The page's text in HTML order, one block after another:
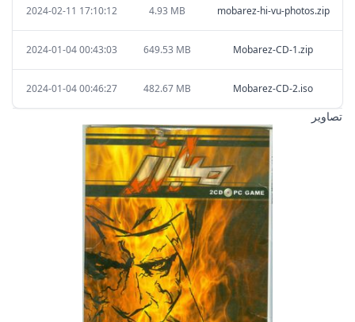
mobarez-hi-vu-photos.zip
4.93 MB
2024-02-11 17:10:12
Mobarez-CD-1.zip
649.53 MB
2024-01-04 00:43:03
Mobarez-CD-2.iso
482.67 MB
2024-01-04 00:46:27
تصاویر